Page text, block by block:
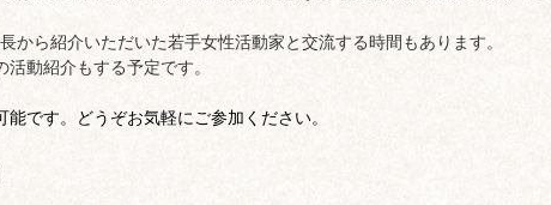
から紹介いただいた若手女性活動家と交流する時間もあります。
動紹介もする予定です。
です。 どうぞお気軽にご参加ください。